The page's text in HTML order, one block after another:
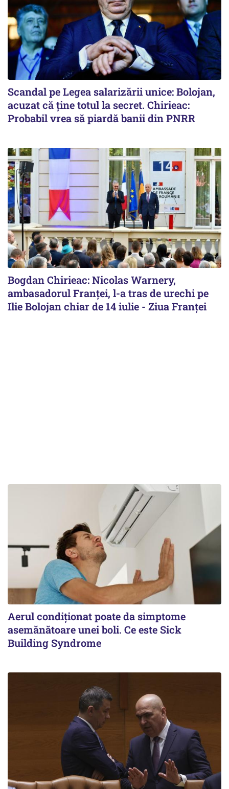
Scandal pe Legea salarizării unice: Bolojan,
acuzat că ține totul la secret. Chirieac:
Probabil vrea să piardă banii din PNRR
Bogdan Chirieac: Nicolas Warnery,
ambasadorul Franței, l-a tras de urechi pe
Ilie Bolojan chiar de 14 iulie - Ziua Franței
Aerul condiționat poate da simptome
asemănătoare unei boli. Ce este Sick
Building Syndrome